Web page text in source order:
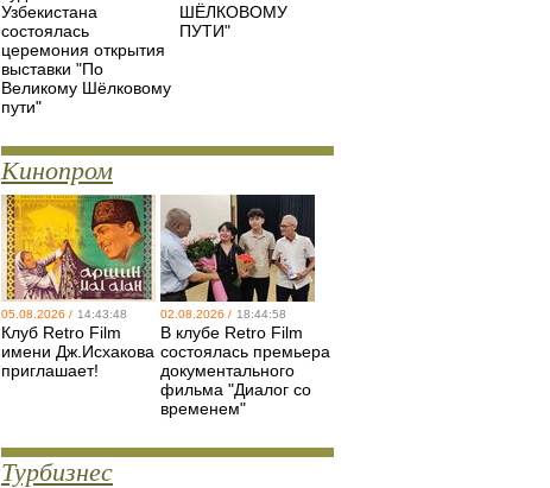
Узбекистана
состоялась
церемония открытия
выставки "По
Великому Шёлковому
пути"
ШЁЛКОВОМУ
ПУТИ"
Кинопром
05.08.2026 / 14:43:48
Клуб Retro Film
имени Дж.Исхакова
приглашает!
02.08.2026 / 18:44:58
В клубе Retro Film
состоялась премьера
документального
фильма "Диалог со
временем"
Турбизнес